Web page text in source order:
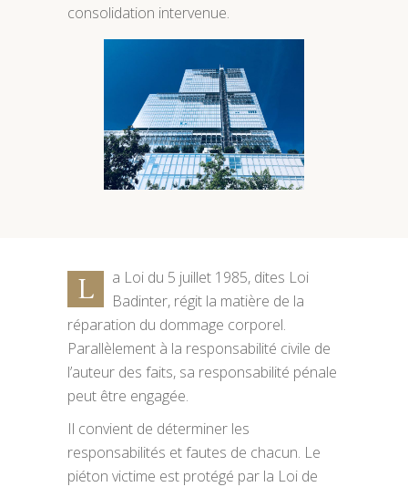
consolidation intervenue.
L
a Loi du 5 juillet 1985, dites Loi
Badinter, régit la matière de la
réparation du dommage corporel.
Parallèlement à la responsabilité civile de
l’auteur des faits, sa responsabilité pénale
peut être engagée.
Il convient de déterminer les
responsabilités et fautes de chacun. Le
piéton victime est protégé par la Loi de